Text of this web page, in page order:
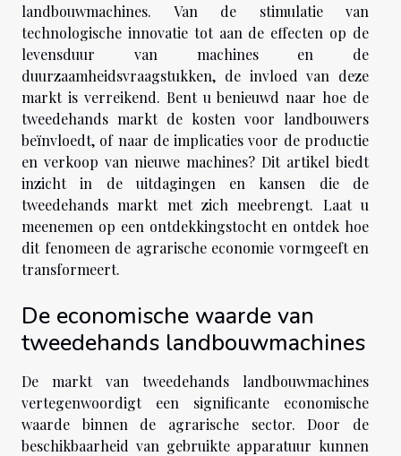
landbouwmachines. Van de stimulatie van
technologische innovatie tot aan de effecten op de
levensduur van machines en de
duurzaamheidsvraagstukken, de invloed van deze
markt is verreikend. Bent u benieuwd naar hoe de
tweedehands markt de kosten voor landbouwers
beïnvloedt, of naar de implicaties voor de productie
en verkoop van nieuwe machines? Dit artikel biedt
inzicht in de uitdagingen en kansen die de
tweedehands markt met zich meebrengt. Laat u
meenemen op een ontdekkingstocht en ontdek hoe
dit fenomeen de agrarische economie vormgeeft en
transformeert.
De economische waarde van
tweedehands landbouwmachines
De markt van tweedehands landbouwmachines
vertegenwoordigt een significante economische
waarde binnen de agrarische sector. Door de
beschikbaarheid van gebruikte apparatuur kunnen